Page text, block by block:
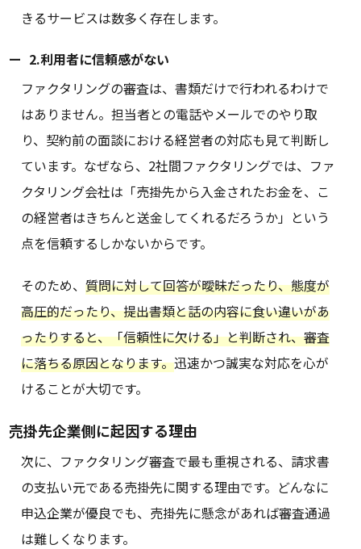
きるサービスは数多く存在します。
2.利用者に信頼感がない
ファクタリングの審査は、書類だけで行われるわけで
はありません。担当者との電話やメールでのやり取
り、契約前の面談における経営者の対応も見て判断し
ています。なぜなら、2社間ファクタリングでは、ファ
クタリング会社は「売掛先から入金されたお金を、こ
の経営者はきちんと送金してくれるだろうか」という
点を信頼するしかないからです。
そのため、質問に対して回答が曖昧だったり、態度が
高圧的だったり、提出書類と話の内容に食い違いがあ
ったりすると、「信頼性に欠ける」と判断され、審査
に落ちる原因となります。迅速かつ誠実な対応を心が
けることが大切です。
売掛先企業側に起因する理由
次に、ファクタリング審査で最も重視される、請求書
の支払い元である売掛先に関する理由です。どんなに
申込企業が優良でも、売掛先に懸念があれば審査通過
は難しくなります。